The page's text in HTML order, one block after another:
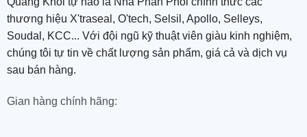
thương hiệu X'traseal, O'tech, Selsil, Apollo, Selleys,
Soudal, KCC... Với đội ngũ kỹ thuật viên giàu kinh nghiệm,
chúng tôi tự tin về chất lượng sản phẩm, giá cả và dịch vụ
sau bán hàng.
Gian hàng chính hãng: